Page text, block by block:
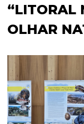
“LITORAL
OLHAR